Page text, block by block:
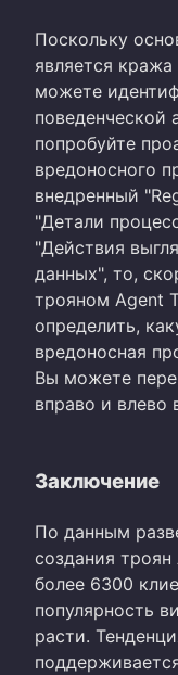
Поскольку
является
можете
поведенческой
попробуйте
вредоносного
внедренный
"Детали
"Действия
данных", то,
трояном Agent
определить,
вредоносная
Вы можете
вправо и влево
Заключение
По данным
создания троян
более 6300
популярность
расти.